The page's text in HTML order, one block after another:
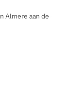
Almere aan de